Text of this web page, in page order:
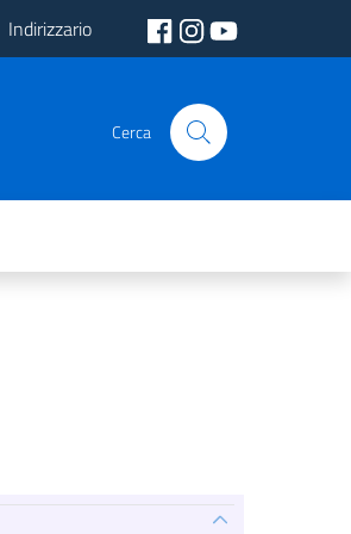
Indirizzario
Cerca